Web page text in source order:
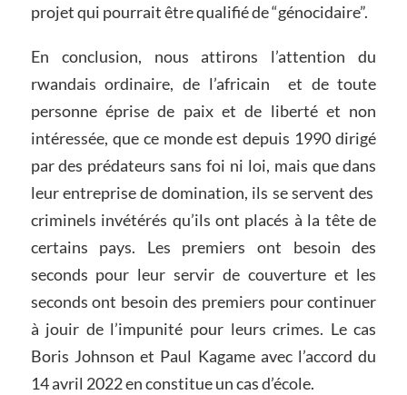
projet qui pourrait être qualifié de “génocidaire”.
En conclusion, nous attirons l’attention du
rwandais ordinaire, de l’africain et de toute
personne éprise de paix et de liberté et non
intéressée, que ce monde est depuis 1990 dirigé
par des prédateurs sans foi ni loi, mais que dans
leur entreprise de domination, ils se servent des
criminels invétérés qu’ils ont placés à la tête de
certains pays. Les premiers ont besoin des
seconds pour leur servir de couverture et les
seconds ont besoin des premiers pour continuer
à jouir de l’impunité pour leurs crimes. Le cas
Boris Johnson et Paul Kagame avec l’accord du
14 avril 2022 en constitue un cas d’école.